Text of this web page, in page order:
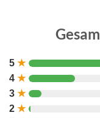
5 ★
4 ★
3 ★
2 ★